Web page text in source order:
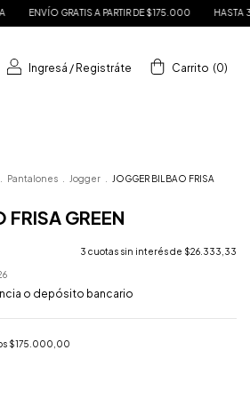
PARTIR DE $175.000 HASTA 3 CUOTAS SIN
Ingresá / Registráte Carrito (0)
Pantalones Jogger
JOGGER BILBAO FRISA
FRISA GREEN
3 cuotas sin interés de $26.333,33
o depósito bancario
$175.000,00